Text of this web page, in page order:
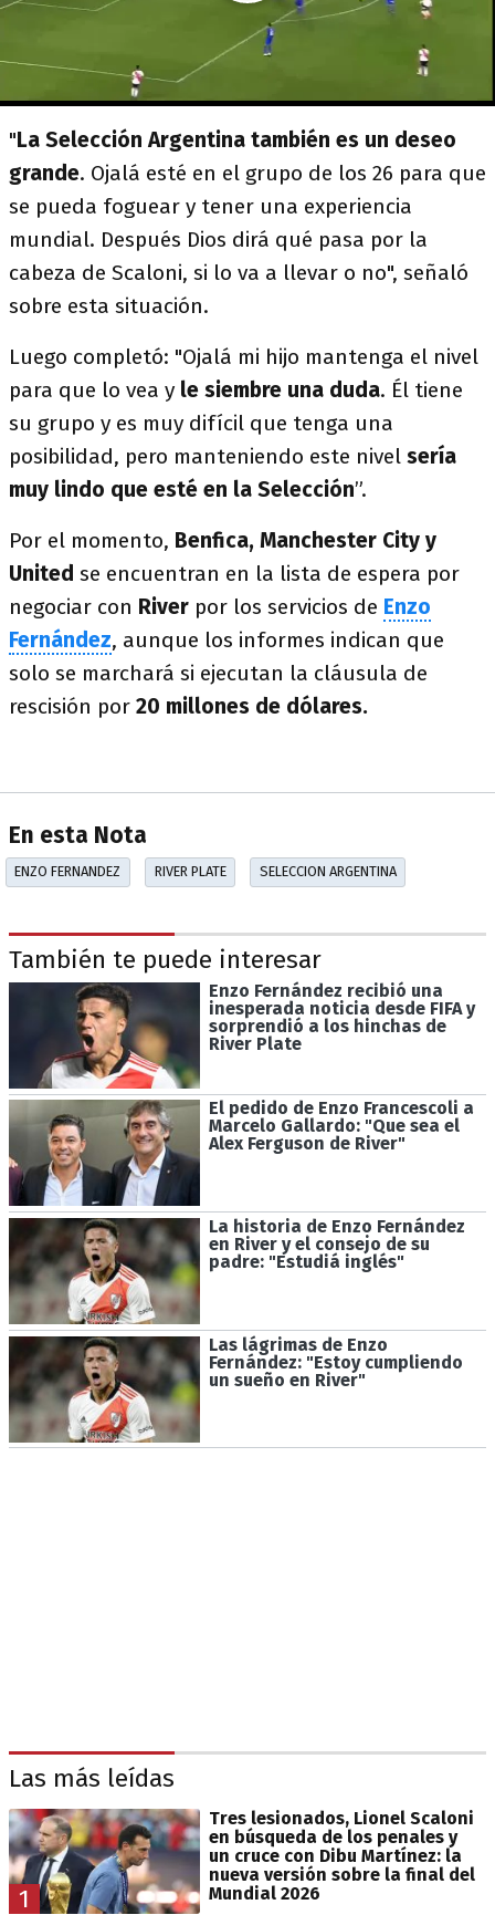
"La Selección Argentina también es un deseo
grande. Ojalá esté en el grupo de los 26 para que
se pueda foguear y tener una experiencia
mundial. Después Dios dirá qué pasa por la
cabeza de Scaloni, si lo va a llevar o no", señaló
sobre esta situación.
Luego completó: "Ojalá mi hijo mantenga el nivel
para que lo vea y le siembre una duda. Él tiene
su grupo y es muy difícil que tenga una
posibilidad, pero manteniendo este nivel sería
muy lindo que esté en la Selección”.
Por el momento, Benfica, Manchester City y
United se encuentran en la lista de espera por
negociar con River por los servicios de Enzo
Fernández, aunque los informes indican que
solo se marchará si ejecutan la cláusula de
rescisión por 20 millones de dólares.
En esta Nota
ENZO FERNANDEZ RIVER PLATE SELECCION ARGENTINA
También te puede interesar
Enzo Fernández recibió una
inesperada noticia desde FIFA y
sorprendió a los hinchas de
River Plate
El pedido de Enzo Francescoli a
Marcelo Gallardo: "Que sea el
Alex Ferguson de River"
La historia de Enzo Fernández
en River y el consejo de su
padre: "Estudiá inglés"
Las lágrimas de Enzo
Fernández: "Estoy cumpliendo
un sueño en River"
Las más leídas
1
Tres lesionados, Lionel Scaloni
en búsqueda de los penales y
un cruce con Dibu Martínez: la
nueva versión sobre la final del
Mundial 2026